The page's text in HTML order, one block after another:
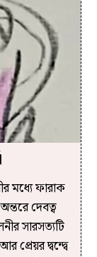
মধ্যে ফারাক
দেবত্ব
সারসত্যটি
দ্বন্দ্বে